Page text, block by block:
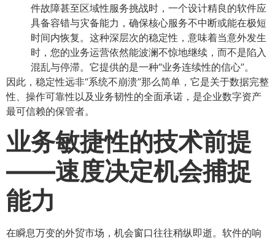
件故障甚至区域性服务挑战时，一个设计精良的软件应
具备容错与灾备能力，确保核心服务不中断或能在极短
时间内恢复。这种深层次的稳定性，意味着当意外发生
时，您的业务运营依然能波澜不惊地继续，而不是陷入
混乱与停滞。它提供的是一种“业务连续性的信心”。
因此，稳定性远非“系统不崩溃”那么简单，它是关于数据完整
性、操作可靠性以及业务韧性的全面承诺，是企业数字资产
最可信赖的保管者。
业务敏捷性的技术前提
——速度决定机会捕捉
能力
在瞬息万变的外贸市场，机会窗口往往稍纵即逝。软件的响